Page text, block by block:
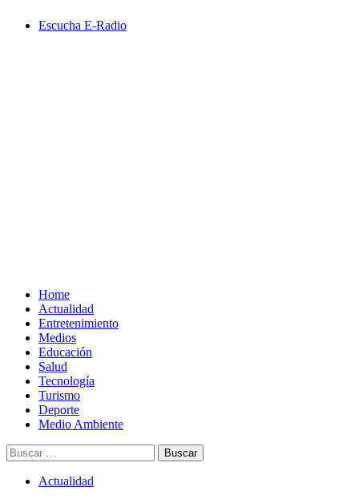
Escucha E-Radio
Home
Actualidad
Entretenimiento
Medios
Educación
Salud
Tecnología
Turismo
Deporte
Medio Ambiente
Buscar:
Actualidad